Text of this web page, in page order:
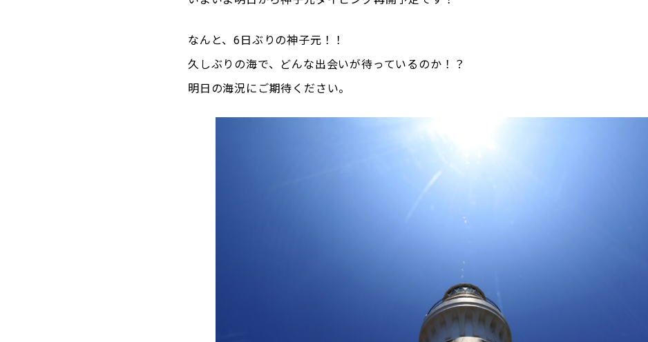
なんと、6日ぶりの神子元！！
久しぶりの海で、どんな出会いが待っているのか――！？
明日の海況にご期待ください。